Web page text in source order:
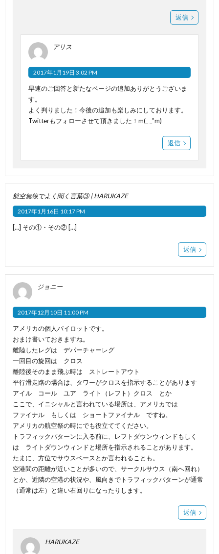
返信
アリス
2017年1月19日 3:02 PM
早速のご回答と新たなページの追加ありがとうございま
す。
よく判りました！今後の追加も楽しみにしております。
Twitterもフォローさせて頂きました！m(_ _”m)
返信
航空無線でよく聞く言葉③ | HARUKAZE
2017年1月16日 10:17 PM
[…] その①・その② […]
返信
ジョニー
2017年12月10日 11:00 PM
アメリカの個人パイロットです。
おまけ書いておきますね。
離陸したレグは デパーチャーレグ
一回目の旋回は クロス
離陸後そのまま飛ぶ時は ストレートアウト
平行滑走路の場合は、タワーがクロスを指示することがあります
アイル コール ユア ライト（レフト）クロス とか
ここで、イニシャルと言われている場所は、アメリカでは
ファイナル もしくは ショートファイナル ですね。
アメリカの航空祭の時にでも役立ててください。
トラフィックパターンに入る前に、レフトダウンウィンドもしく
は ライトダウンウィンドと場所を指示されることがあります。
たまに、方位でサウスベースとか言われることも。
空港間の距離が近いことが多いので、サークルサウス（南へ回れ）
とか、近隣の空港の状況や、風向きでトラフィックパターンが通常
（通常は左）と違い右回りになったりします。
返信
HARUKAZE